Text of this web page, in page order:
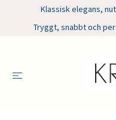
Klassisk elegans,
Tryggt, snabbt och